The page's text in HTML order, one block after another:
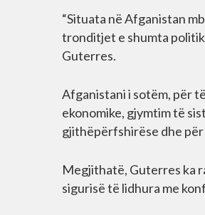
“Situata në Afganistan
tronditjet e shumta
Guterres.
Afganistani i sotëm, për
ekonomike, gjymtim të
gjithëpërfshirëse dhe
Megjithatë, Guterres ka
sigurisë të lidhura me